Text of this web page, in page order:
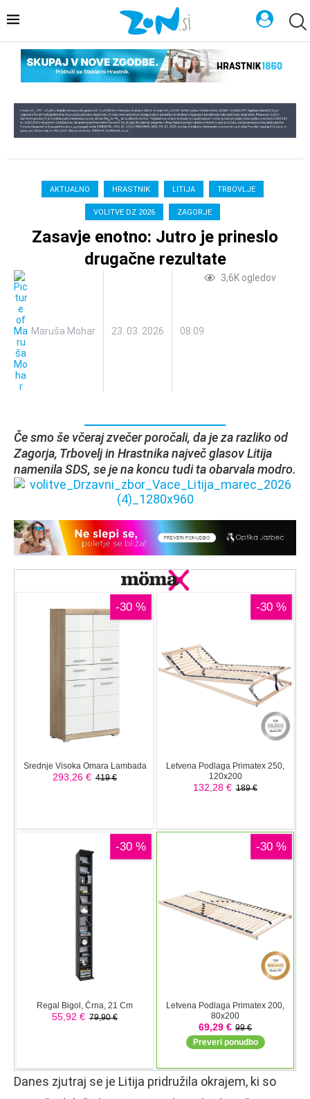
AKTUALNO HRASTNIK LITIJA TRBOVLJE
VOLITVE DZ 2026 ZAGORJE
Zasavje enotno: Jutro je prineslo
drugačne rezultate
Maruša Mohar 23. 03. 2026 08:09
3,6K ogledov
Če smo še včeraj zvečer poročali, da je za razliko od
Zagorja, Trbovelj in Hrastnika največ glasov Litija
namenila SDS, se je na koncu tudi ta obarvala modro.
Danes zjutraj se je Litija pridružila okrajem, ki so